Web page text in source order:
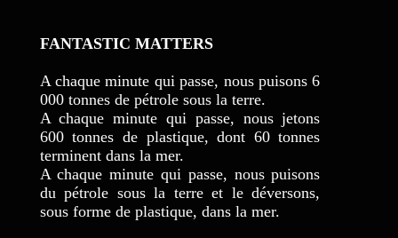
FANTASTIC MATTERS
A chaque minute qui passe, nous puisons 6
000 tonnes de pétrole sous la terre.
A chaque minute qui passe, nous jetons
600 tonnes de plastique, dont 60 tonnes
terminent dans la mer.
A chaque minute qui passe, nous puisons
du pétrole sous la terre et le déversons,
sous forme de plastique, dans la mer.